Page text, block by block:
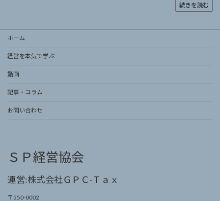
続きを読む
ホーム
経営を本気で学ぶ
動画
記事・コラム
お問い合わせ
ＳＰ経営協会
運営:株式会社ＧＰＣ-Ｔａｘ
〒550-0002